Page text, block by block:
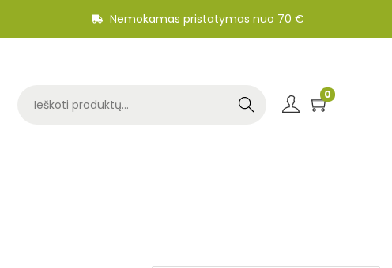
Nemokamas pristatymas nuo 70 €
Search
0